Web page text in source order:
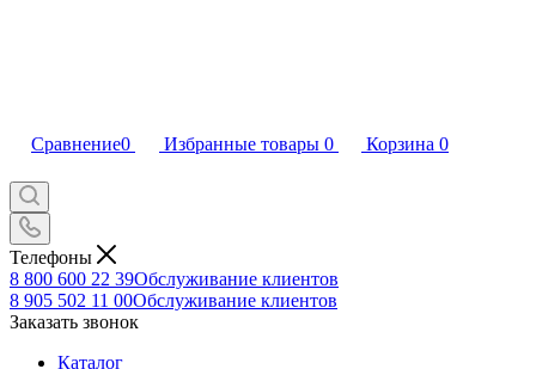
Сравнение0 Избранные товары 0 Корзина 0
Телефоны
8 800 600 22 39Обслуживание клиентов
8 905 502 11 00Обслуживание клиентов
Заказать звонок
Каталог